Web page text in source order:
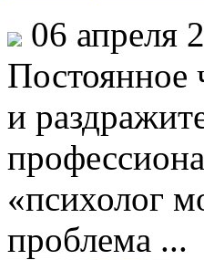
06 апреля
Постоянное
и
«психолог
проблема ...